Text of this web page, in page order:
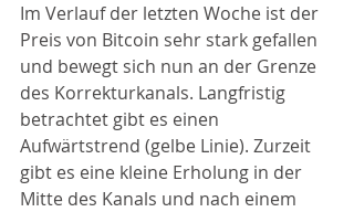
Im Verlauf der letzten Woche ist der
Preis von Bitcoin sehr stark gefallen
und bewegt sich nun an der Grenze
des Korrekturkanals. Langfristig
betrachtet gibt es einen
Aufwärtstrend (gelbe Linie). Zurzeit
gibt es eine kleine Erholung in der
Mitte des Kanals und nach einem